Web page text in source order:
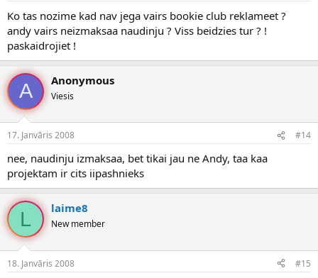
Ko tas nozime kad nav jega vairs bookie club reklameet ?
andy vairs neizmaksaa naudinju ? Viss beidzies tur ? !
paskaidrojiet !
A Anonymous
Viesis
17. Janvāris 2008 #14
nee, naudinju izmaksaa, bet tikai jau ne Andy, taa kaa
projektam ir cits iipashnieks
L laime8
New member
18. Janvāris 2008 #15